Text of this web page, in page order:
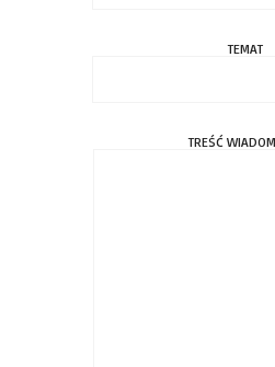
TEMAT
TREŚĆ